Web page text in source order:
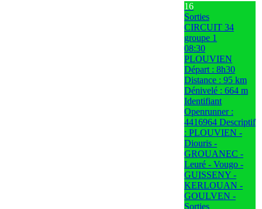
16
Sorties
CIRCUIT 34
groupe 1
08:30
PLOUVIEN
Départ : 8h30
Distance : 95 km
Dénivelé : 664 m
Identifiant
Openrunner :
4416964 Descriptif
: PLOUVIEN -
Diouris -
GROUANEC -
Leuré - Vougo -
GUISSENY -
KERLOUAN -
GOULVEN -
Sorties